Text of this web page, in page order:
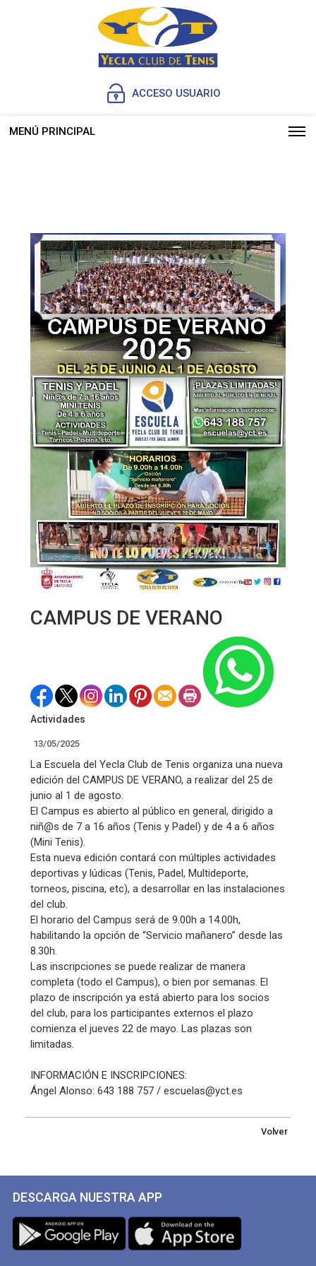
ACCESO USUARIO
MENÚ PRINCIPAL
CAMPUS DE VERANO
Actividades
13/05/2025
La Escuela del Yecla Club de Tenis organiza una nueva
edición del CAMPUS DE VERANO, a realizar del 25 de
junio al 1 de agosto.
El Campus es abierto al público en general, dirigido a
niñ@s de 7 a 16 años (Tenis y Padel) y de 4 a 6 años
(Mini Tenis).
Esta nueva edición contará con múltiples actividades
deportivas y lúdicas (Tenis, Padel, Multideporte,
torneos, piscina, etc), a desarrollar en las instalaciones
del club.
El horario del Campus será de 9.00h a 14.00h,
habilitando la opción de “Servicio mañanero” desde las
8.30h.
Las inscripciones se puede realizar de manera
completa (todo el Campus), o bien por semanas. El
plazo de inscripción ya está abierto para los socios
del club, para los participantes externos el plazo
comienza el jueves 22 de mayo. Las plazas son
limitadas.
INFORMACIÓN E INSCRIPCIONES:
Ángel Alonso: 643 188 757 / escuelas@yct.es
Volver
DESCARGA NUESTRA APP